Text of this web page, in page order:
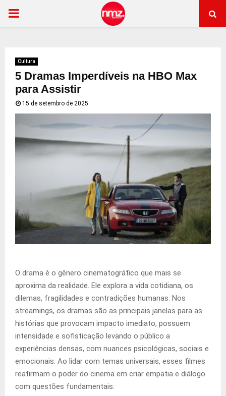
PRIMARY
Cultura
5 Dramas Imperdíveis na HBO Max
para Assistir
15 de setembro de 2025
O drama é o gênero cinematográfico que mais se
aproxima da realidade. Ele explora a vida cotidiana, os
dilemas, fragilidades e contradições humanas. Nos
streamings, os dramas são as principais janelas para as
histórias que provocam impacto imediato, possuem
intensidade e sofisticação levando o público a
experiências densas, com nuances psicológicas, sociais e
emocionais. Ao lidar com temas universais, esses filmes
reafirmam o poder do cinema em criar empatia e diálogo
com questões fundamentais.